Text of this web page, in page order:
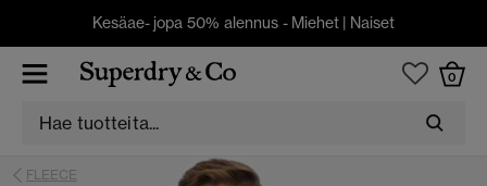
Kesäae- jopa 50% alennus - Miehet | Naiset
0
FLEECE